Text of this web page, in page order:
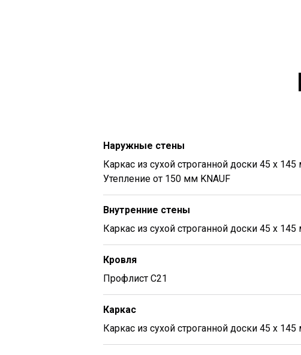
Наружные стены
Каркас из сухой строганной доски 45 х
Утепление от 150 мм KNAUF
Внутренние стены
Каркас из сухой строганной доски 45 х
Кровля
Профлист С21
Каркас
Каркас из сухой строганной доски 45 х